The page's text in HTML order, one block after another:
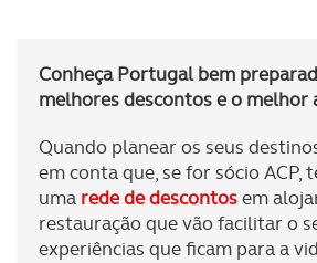
Conheça Portugal bem
melhores descontos e o melhor
Quando planear os seus
em conta que, se for sócio ACP,
uma rede de descontosem
restauração que vão facilitar o
experiências que ficam para a